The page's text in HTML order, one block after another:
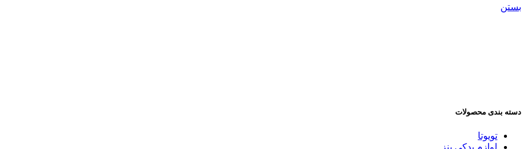
بستن
دسته بندی محصولات
تویوتا
لوازم یدکی بنز